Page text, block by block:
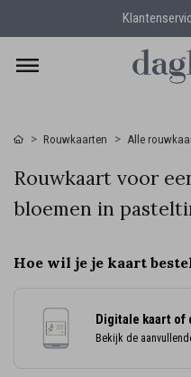
Rouwkaarten Alle
Rouwkaart voor
bloemen in
Hoe wil je je kaart
Digitale kaart of
Bekijk de